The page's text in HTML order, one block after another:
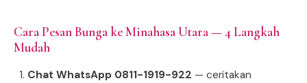
Cara Pesan Bunga ke Minahasa Utara — 4 Langkah
Mudah
Chat WhatsApp 0811-1919-922 — ceritakan